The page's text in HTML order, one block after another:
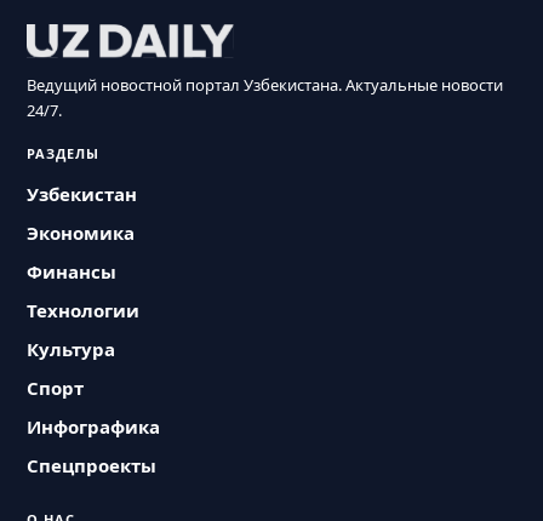
Ведущий новостной портал Узбекистана. Актуальные новости
24/7.
РАЗДЕЛЫ
Узбекистан
Экономика
Финансы
Технологии
Культура
Спорт
Инфографика
Спецпроекты